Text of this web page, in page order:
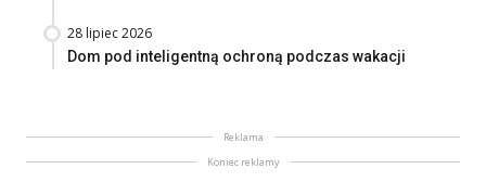
28 lipiec 2026
Dom pod inteligentną ochroną podczas wakacji
Reklama
Koniec reklamy